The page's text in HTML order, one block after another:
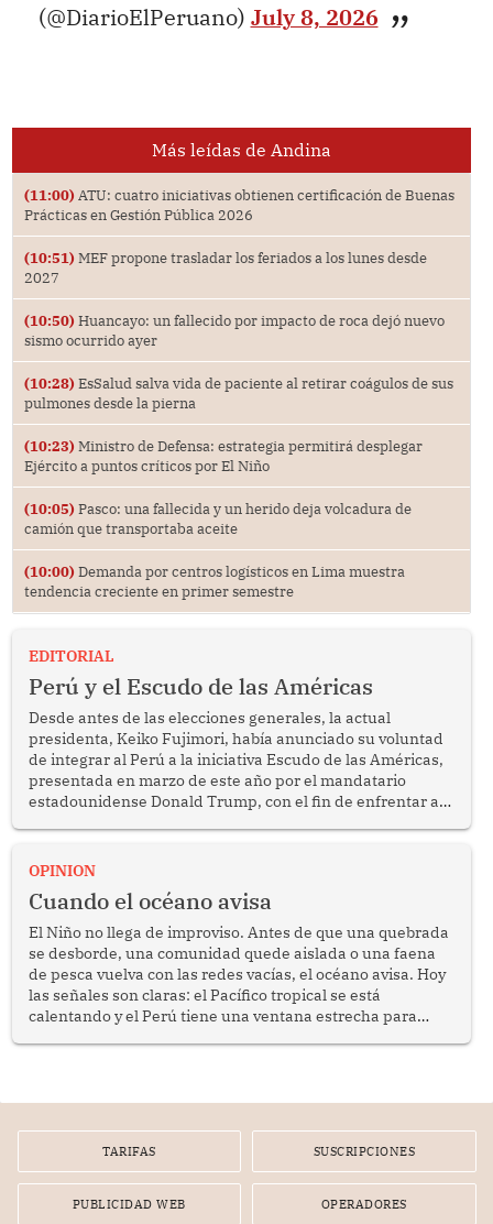
(@DiarioElPeruano) July 8, 2026
Más leídas de Andina
(11:00) ATU: cuatro iniciativas obtienen certificación de Buenas
Prácticas en Gestión Pública 2026
(10:51) MEF propone trasladar los feriados a los lunes desde
2027
(10:50) Huancayo: un fallecido por impacto de roca dejó nuevo
sismo ocurrido ayer
(10:28) EsSalud salva vida de paciente al retirar coágulos de sus
pulmones desde la pierna
(10:23) Ministro de Defensa: estrategia permitirá desplegar
Ejército a puntos críticos por El Niño
(10:05) Pasco: una fallecida y un herido deja volcadura de
camión que transportaba aceite
(10:00) Demanda por centros logísticos en Lima muestra
tendencia creciente en primer semestre
EDITORIAL
Perú y el Escudo de las Américas
Desde antes de las elecciones generales, la actual
presidenta, Keiko Fujimori, había anunciado su voluntad
de integrar al Perú a la iniciativa Escudo de las Américas,
presentada en marzo de este año por el mandatario
estadounidense Donald Trump, con el fin de enfrentar al
OPINION
Cuando el océano avisa
El Niño no llega de improviso. Antes de que una quebrada
se desborde, una comunidad quede aislada o una faena
de pesca vuelva con las redes vacías, el océano avisa. Hoy
las señales son claras: el Pacífico tropical se está
calentando y el Perú tiene una ventana estrecha para
TARIFAS SUSCRIPCIONES
PUBLICIDAD WEB OPERADORES